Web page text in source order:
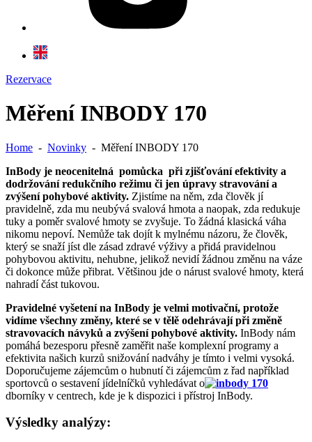
Rezervace
Měření INBODY 170
Home - Novinky - Měření INBODY 170
InBody je neocenitelná pomůcka při zjišťování efektivity a
dodržování redukčního režimu či jen úpravy stravování a
zvýšení pohybové aktivity. Zjistíme na něm, zda člověk jí
pravidelně, zda mu neubývá svalová hmota a naopak, zda redukuje
tuky a poměr svalové hmoty se zvyšuje. To žádná klasická váha
nikomu nepoví. Nemůže tak dojít k mylnému názoru, že člověk,
který se snaží jíst dle zásad zdravé výživy a přidá pravidelnou
pohybovou aktivitu, nehubne, jelikož nevidí žádnou změnu na váze
či dokonce může přibrat. Většinou jde o nárust svalové hmoty, která
nahradí část tukovou.
Pravidelné vyšetení na InBody je velmi motivační, protože
vidíme všechny změny, které se v tělě odehrávají při změně
stravovacích návyků a zvýšení pohybové aktivity. InBody nám
pomáhá bezesporu přesně zaměřit naše komplexní programy a
efektivita našich kurzů snižování nadváhy je tímto i velmi vysoká.
Doporučujeme zájemcům o hubnutí či zájemcům z řad například
sportovců o sestavení jídelníčků vyhledávat o
dborníky v centrech, kde je k dispozici i přístroj InBody.
Výsledky analýzy: